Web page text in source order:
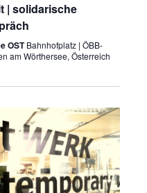
| solidarische
OSTBahnhofplatz | ÖBB-
am Wörthersee, Österreich